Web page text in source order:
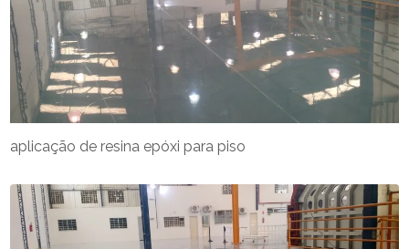
aplicação de resina epóxi para piso